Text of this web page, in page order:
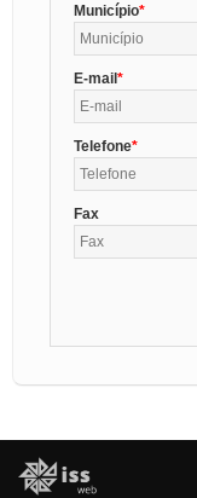
Município
E-mail
Telefone
Fax